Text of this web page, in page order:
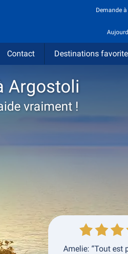
Demande
Contact Destinations
Argostoli
vraiment !
de la location
Amelie: “Tout est